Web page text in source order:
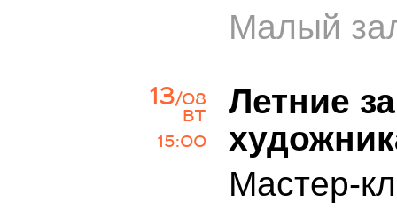
Малый
13/08
ВТ
15:00
Летние
Мастер-